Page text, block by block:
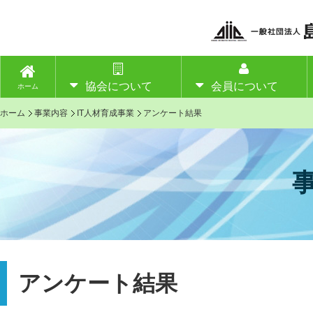
ホーム 協会について 会員について
ホーム 事業内容 IT人材育成事業 アンケート結果
アンケート結果